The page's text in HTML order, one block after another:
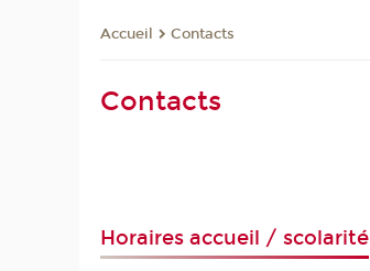
Accueil Contacts
Contacts
Horaires accueil / scolarité